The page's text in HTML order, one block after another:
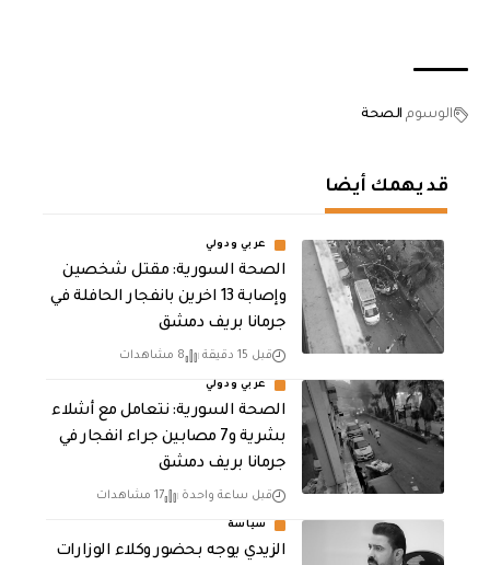
الوسوم الصحة
قد يهمك أيضا
عربي ودولي
الصحة السورية: مقتل شخصين
وإصابة 13 اخرين بانفجار الحافلة في
جرمانا بريف دمشق
قبل 15 دقيقة 8 مشاهدات
عربي ودولي
الصحة السورية: نتعامل مع أشلاء
بشرية و7 مصابين جراء انفجار في
جرمانا بريف دمشق
قبل ساعة واحدة 17 مشاهدات
سياسة
الزيدي يوجه بحضور وكلاء الوزارات